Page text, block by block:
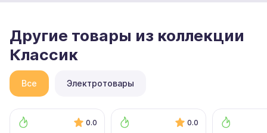
Другие товары из коллекции
Классик
Все Электротовары
0.0 0.0